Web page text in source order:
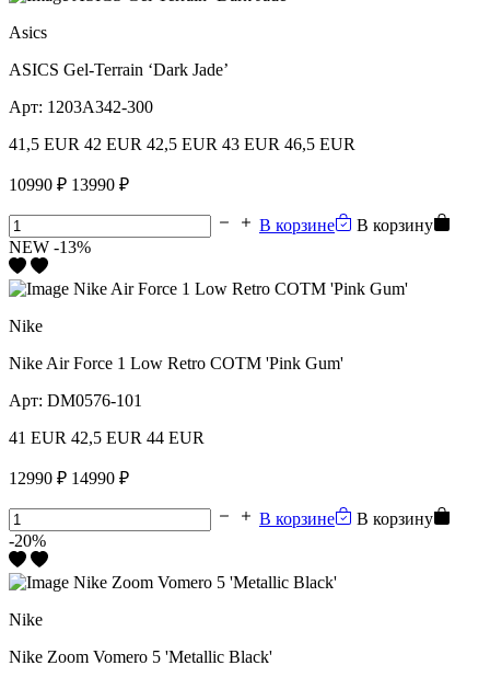
Asics
ASICS Gel-Terrain ‘Dark Jade’
Арт: 1203A342-300
41,5 EUR 42 EUR 42,5 EUR 43 EUR 46,5 EUR
10990 ₽ 13990 ₽
В корзине
В корзину
NEW -13%
Nike
Nike Air Force 1 Low Retro COTM 'Pink Gum'
Арт: DM0576-101
41 EUR 42,5 EUR 44 EUR
12990 ₽ 14990 ₽
В корзине
В корзину
-20%
Nike
Nike Zoom Vomero 5 'Metallic Black'